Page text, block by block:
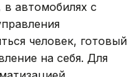
автомобилях с
человек, готовый
на себя. Для